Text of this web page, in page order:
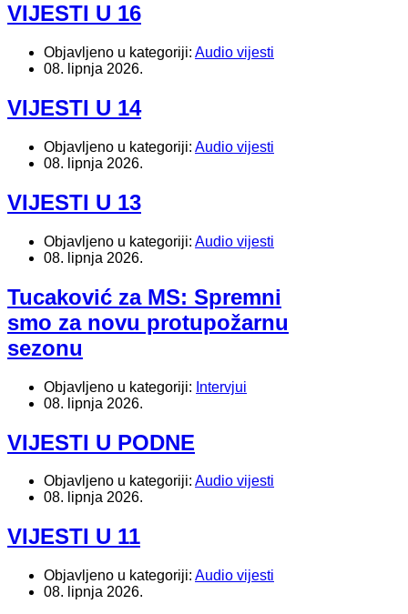
VIJESTI U 16
Objavljeno u kategoriji: Audio vijesti
08. lipnja 2026.
VIJESTI U 14
Objavljeno u kategoriji: Audio vijesti
08. lipnja 2026.
VIJESTI U 13
Objavljeno u kategoriji: Audio vijesti
08. lipnja 2026.
Tucaković za MS: Spremni
smo za novu protupožarnu
sezonu
Objavljeno u kategoriji: Intervjui
08. lipnja 2026.
VIJESTI U PODNE
Objavljeno u kategoriji: Audio vijesti
08. lipnja 2026.
VIJESTI U 11
Objavljeno u kategoriji: Audio vijesti
08. lipnja 2026.